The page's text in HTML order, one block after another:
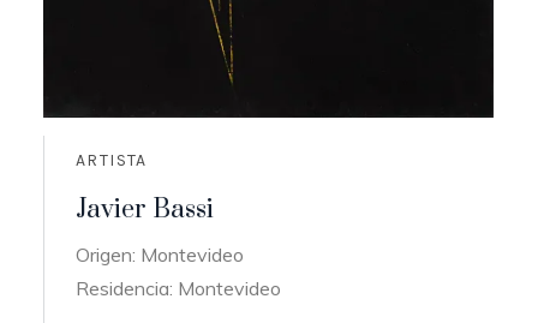
ARTISTA
Javier Bassi
Origen: Montevideo
Residencia: Montevideo